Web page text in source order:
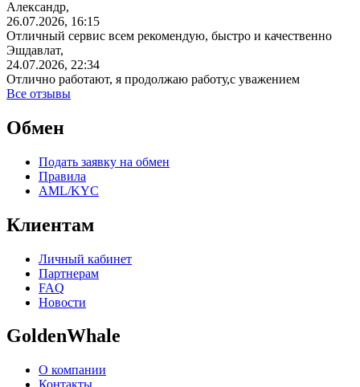
Александр,
26.07.2026, 16:15
Отличный сервис всем рекомендую, быстро и качественно
Эшдавлат,
24.07.2026, 22:34
Отлично работают, я продолжаю работу,с уважением
Все отзывы
Обмен
Подать заявку на обмен
Правила
AML/KYC
Клиентам
Личный кабинет
Партнерам
FAQ
Новости
GoldenWhale
О компании